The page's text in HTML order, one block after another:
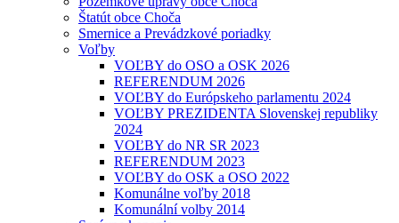
Štatút obce Choča
Smernice a Prevádzkové poriadky
Voľby
VOĽBY do OSO a OSK 2026
REFERENDUM 2026
VOĽBY do Európskeho parlamentu 2024
VOĽBY PREZIDENTA Slovenskej republiky
2024
VOĽBY do NR SR 2023
REFERENDUM 2023
VOĽBY do OSK a OSO 2022
Komunálne voľby 2018
Komunální volby 2014